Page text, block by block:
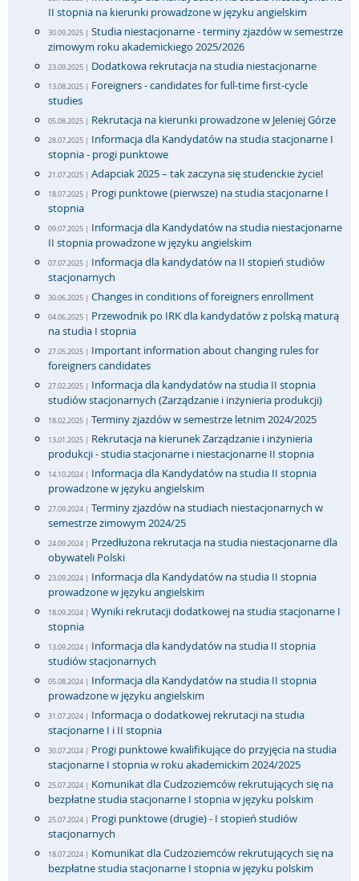
II stopnia na kierunki prowadzone w języku angielskim
30.09.2025 | Studia niestacjonarne - terminy zjazdów w semestrze
zimowym roku akademickiego 2025/2026
23.09.2025 | Dodatkowa rekrutacja na studia niestacjonarne
13.08.2025 | Foreigners - candidates for full-time first-cycle
studies
05.08.2025 | Rekrutacja na kierunki prowadzone w Jeleniej Górze
28.07.2025 | Informacja dla Kandydatów na studia stacjonarne I
stopnia - progi punktowe
21.07.2025 | Adapciak 2025 – tak zaczyna się studenckie życie!
18.07.2025 | Progi punktowe (pierwsze) na studia stacjonarne I
stopnia
09.07.2025 | Informacja dla Kandydatów na studia niestacjonarne
II stopnia prowadzone w języku angielskim
07.07.2025 | Informacja dla kandydatów na II stopień studiów
stacjonarnych
30.06.2025 | Changes in conditions of foreigners enrollment
04.06.2025 | Przewodnik po IRK dla kandydatów z polską maturą
na studia I stopnia
27.05.2025 | Important information about changing rules for
foreigners candidates
27.02.2025 | Informacja dla kandydatów na studia II stopnia
studiów stacjonarnych (Zarządzanie i inżynieria produkcji)
18.02.2025 | Terminy zjazdów w semestrze letnim 2024/2025
13.01.2025 | Rekrutacja na kierunek Zarządzanie i inżynieria
produkcji - studia stacjonarne i niestacjonarne II stopnia
14.10.2024 | Informacja dla Kandydatów na studia II stopnia
prowadzone w języku angielskim
27.09.2024 | Terminy zjazdów na studiach niestacjonarnych w
semestrze zimowym 2024/25
24.09.2024 | Przedłużona rekrutacja na studia niestacjonarne dla
obywateli Polski
23.09.2024 | Informacja dla Kandydatów na studia II stopnia
prowadzone w języku angielskim
18.09.2024 | Wyniki rekrutacji dodatkowej na studia stacjonarne I
stopnia
13.09.2024 | Informacja dla kandydatów na studia II stopnia
studiów stacjonarnych
05.08.2024 | Informacja dla Kandydatów na studia II stopnia
prowadzone w języku angielskim
31.07.2024 | Informacja o dodatkowej rekrutacji na studia
stacjonarne I i II stopnia
30.07.2024 | Progi punktowe kwalifikujące do przyjęcia na studia
stacjonarne I stopnia w roku akademickim 2024/2025
25.07.2024 | Komunikat dla Cudzoziemców rekrutujących się na
bezpłatne studia stacjonarne I stopnia w języku polskim
25.07.2024 | Progi punktowe (drugie) - I stopień studiów
stacjonarnych
18.07.2024 | Komunikat dla Cudzoziemców rekrutujących się na
bezpłatne studia stacjonarne I stopnia w języku polskim